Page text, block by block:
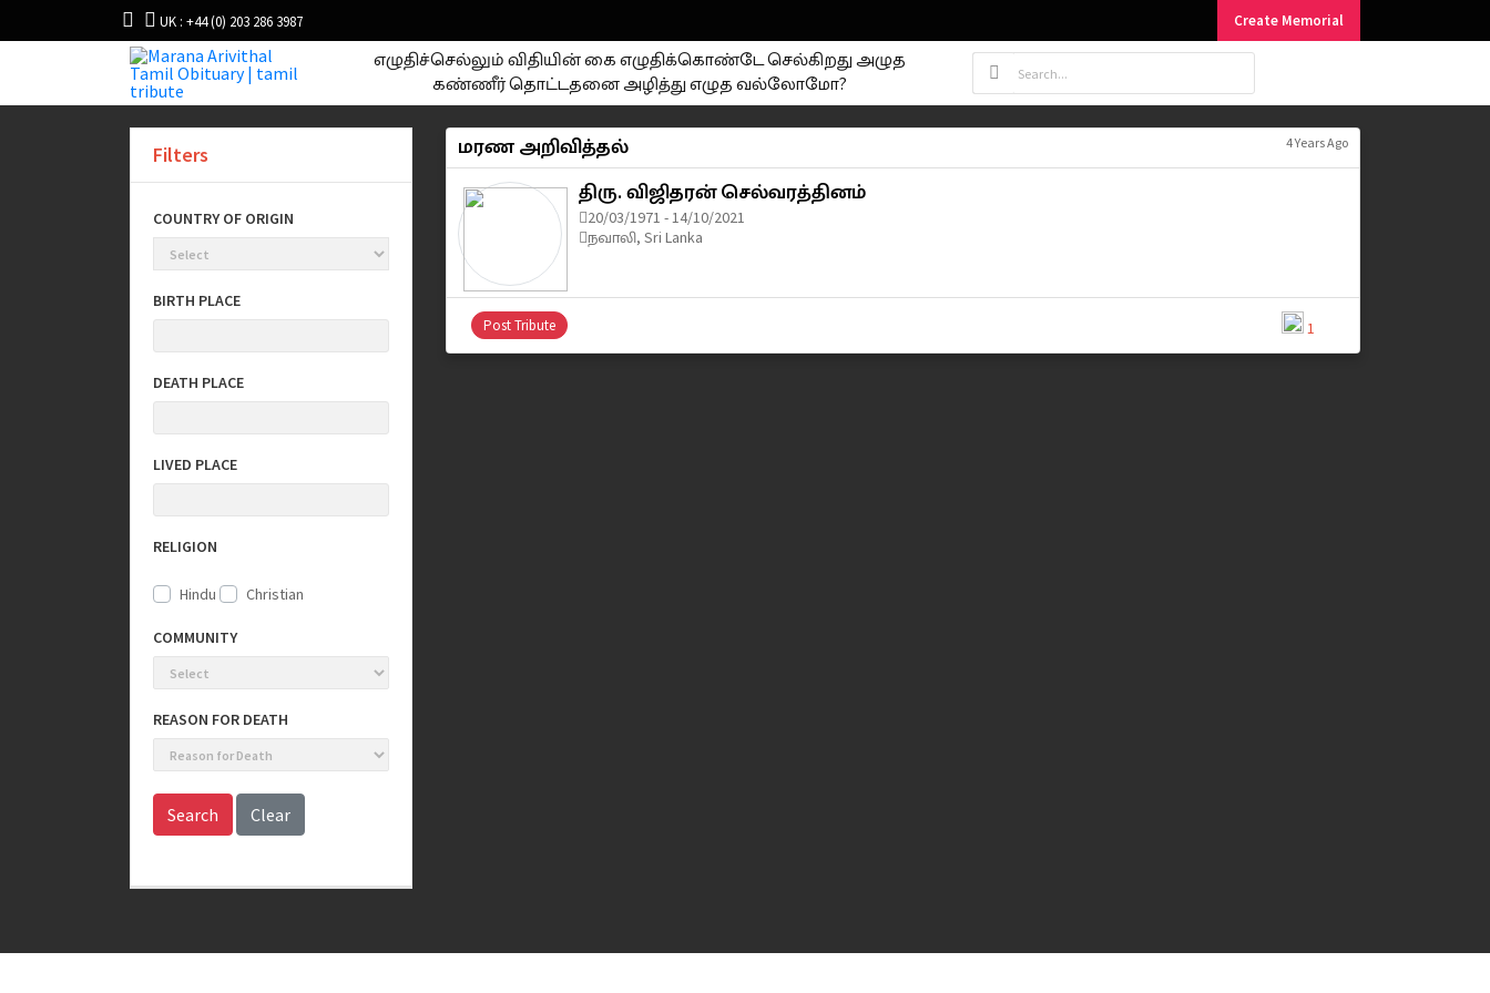
UK : +44 (0) 203 286 3987 Create Memorial
எழுதிச்செல்லும் விதியின் கை எழுதிக்கொண்டே செல்கிறது அழுத
கண்ணீர் தொட்டதனை அழித்து எழுத வல்லோமோ?
Filters
COUNTRY OF ORIGIN
BIRTH PLACE
DEATH PLACE
LIVED PLACE
RELIGION
Hindu Christian
COMMUNITY
REASON FOR DEATH
Search Clear
மரண அறிவித்தல் 4 Years Ago
திரு. விஜிதரன் செல்வரத்தினம்
20/03/1971 - 14/10/2021
நவாலி, Sri Lanka
1
Post Tribute